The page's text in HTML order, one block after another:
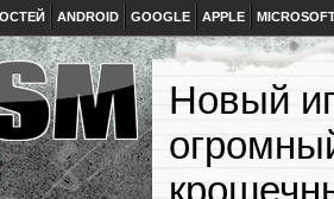
ANDROID GOOGLE APPLE
Новый